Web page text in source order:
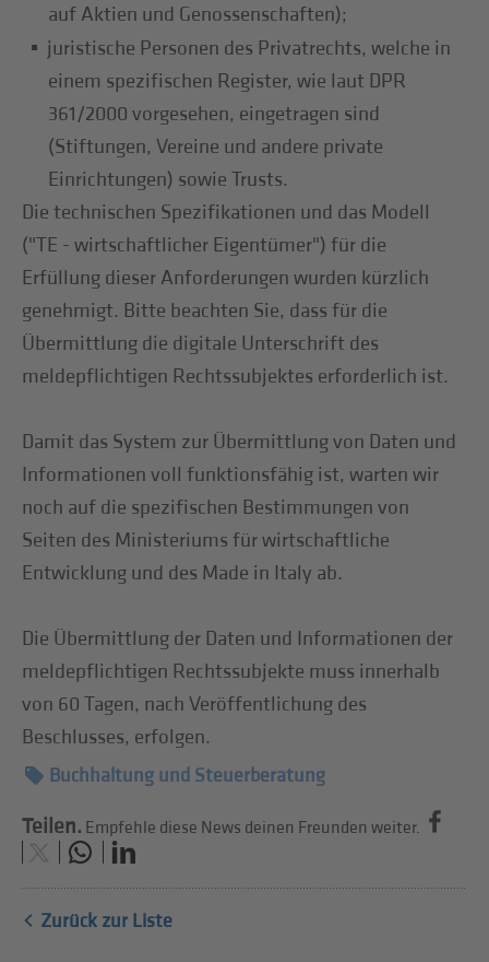
auf Aktien und Genossenschaften);
juristische Personen des Privatrechts, welche in
einem spezifischen Register, wie laut DPR
361/2000 vorgesehen, eingetragen sind
(Stiftungen, Vereine und andere private
Einrichtungen) sowie Trusts.
Die technischen Spezifikationen und das Modell
("TE - wirtschaftlicher Eigentümer") für die
Erfüllung dieser Anforderungen wurden kürzlich
genehmigt. Bitte beachten Sie, dass für die
Übermittlung die digitale Unterschrift des
meldepflichtigen Rechtssubjektes erforderlich ist.
Damit das System zur Übermittlung von Daten und
Informationen voll funktionsfähig ist, warten wir
noch auf die spezifischen Bestimmungen von
Seiten des Ministeriums für wirtschaftliche
Entwicklung und des Made in Italy ab.
Die Übermittlung der Daten und Informationen der
meldepflichtigen Rechtssubjekte muss innerhalb
von 60 Tagen, nach Veröffentlichung des
Beschlusses, erfolgen.
Buchhaltung und Steuerberatung
Teilen. Empfehle diese News deinen Freunden weiter.
Zurück zur Liste